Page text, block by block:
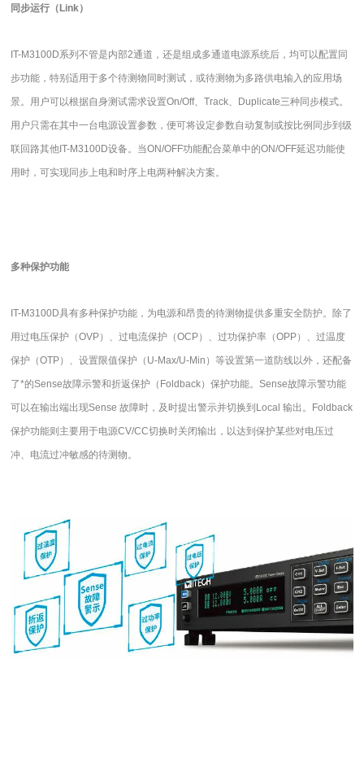
同步运行（Link ）
IT-M3100D系列不管是内部2通道，还是组成多通道电源系统后，均可以配置同
步功能，特别适用于多个待测物同时测试，或待测物为多路供电输入的应用场
景。用户可以根据自身测试需求设置On/Off、Track、 Duplicate三种同步模式。
用户只需在其中一台电源设置参数，便可将设定参数自动复制或按比例同步到级
联回路其他 IT-M3100D设备。当ON/OFF功能配合菜单中的ON/OFF延迟功能使
用时，可实现同步上电和时序上电两种解决方案。
多种保护功能
IT-M3100D具有多种保护功能，为电源和昂贵的待测物提供多重安全防护。除了
用过电压保护（OVP）、过电流保护（OCP）、过功保护率（OPP）、过温度
保护（OTP）、设置限值保护（ U-Max/U-Min ）等设置第一道防线以外，还配备
了*的Sense故障示警和折返保护（ Foldback）保护功能。Sense故障示警功能
可以在输出端出现Sense故障时，及时提出警示并切换到 Local输出。 Foldback
保护功能则主要用于电源CV/CC切换时关闭输出，以达到保护某些对电压过
冲、电流过冲敏感的待测物。